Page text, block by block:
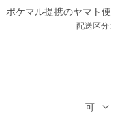
ポケマル提携のヤマト便
配送区分:
可